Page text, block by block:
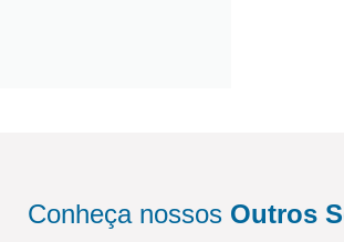
Conheça nossos Outros